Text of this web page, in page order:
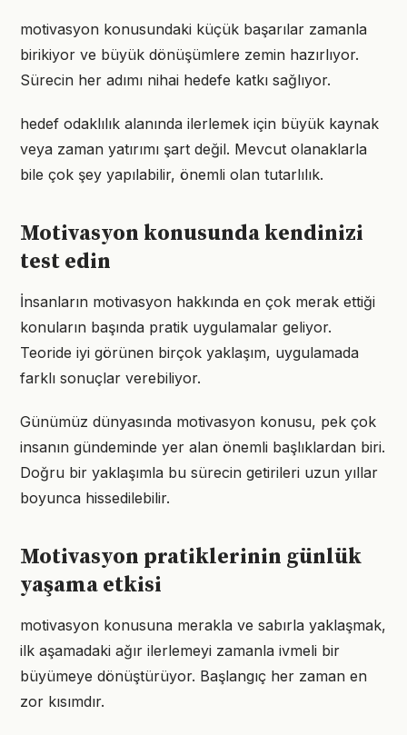
motivasyon konusundaki küçük başarılar zamanla
birikiyor ve büyük dönüşümlere zemin hazırlıyor.
Sürecin her adımı nihai hedefe katkı sağlıyor.
hedef odaklılık alanında ilerlemek için büyük kaynak
veya zaman yatırımı şart değil. Mevcut olanaklarla
bile çok şey yapılabilir, önemli olan tutarlılık.
Motivasyon konusunda kendinizi
test edin
İnsanların motivasyon hakkında en çok merak ettiği
konuların başında pratik uygulamalar geliyor.
Teoride iyi görünen birçok yaklaşım, uygulamada
farklı sonuçlar verebiliyor.
Günümüz dünyasında motivasyon konusu, pek çok
insanın gündeminde yer alan önemli başlıklardan biri.
Doğru bir yaklaşımla bu sürecin getirileri uzun yıllar
boyunca hissedilebilir.
Motivasyon pratiklerinin günlük
yaşama etkisi
motivasyon konusuna merakla ve sabırla yaklaşmak,
ilk aşamadaki ağır ilerlemeyi zamanla ivmeli bir
büyümeye dönüştürüyor. Başlangıç her zaman en
zor kısımdır.